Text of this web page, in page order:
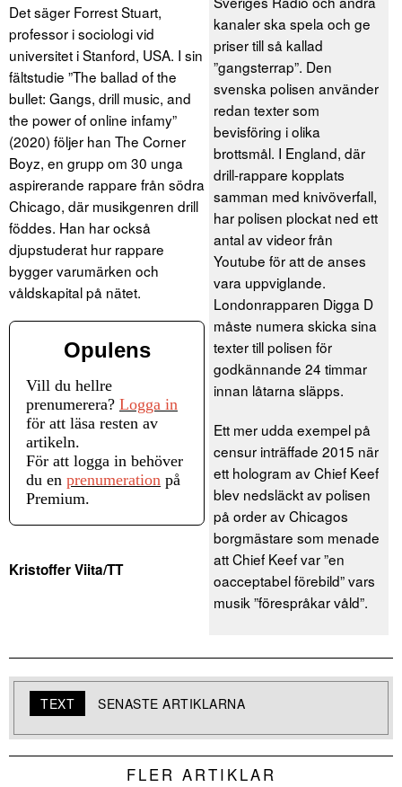
kanaler ska spela och ge
priser till så kallad
”gangsterrap”. Den
svenska polisen använder
redan texter som
bevisföring i olika
brottsmål. I England, där
drill-rappare kopplats
samman med knivöverfall,
har polisen plockat ned ett
antal av videor från
Youtube för att de anses
vara uppviglande.
Londonrapparen Digga D
måste numera skicka sina
texter till polisen för
godkännande 24 timmar
innan låtarna släpps.
Ett mer udda exempel på
censur inträffade 2015 när
ett hologram av Chief Keef
blev nedsläckt av polisen
på order av Chicagos
borgmästare som menade
att Chief Keef var ”en
oacceptabel förebild” vars
musik ”förespråkar våld”.
Det säger Forrest Stuart,
professor i sociologi vid
universitet i Stanford, USA. I sin
fältstudie ”The ballad of the
bullet: Gangs, drill music, and
the power of online infamy”
(2020) följer han The Corner
Boyz, en grupp om 30 unga
aspirerande rappare från södra
Chicago, där musikgenren drill
föddes. Han har också
djupstuderat hur rappare
bygger varumärken och
våldskapital på nätet.
Opulens
Vill du hellre
prenumerera? Logga in
för att läsa resten av
artikeln.
För att logga in behöver
du en prenumeration på
Premium.
Kristoffer Viita/TT
TEXT SENASTE ARTIKLARNA
FLER ARTIKLAR